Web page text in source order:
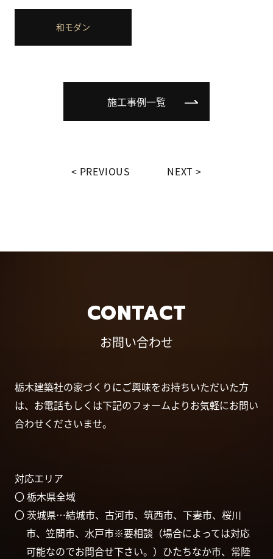
和モダン
施工事例一覧
PREVIOUS NEXT
CONTACT
お問い合わせ
栃木建築社の家づくりにご興味をお持ちいただいた方
は、お電話もしくは下記のフォームよりお気軽にお問い
合わせくださいませ。
対応エリア
〇 栃木県全域
〇 茨城県…結城市、古河市、筑西市、下妻市、桜川
市、笠間市、水戸市※要相談（場合によっては対応
可能なのでお問合せ下さい。）ひたちなか市、常陸